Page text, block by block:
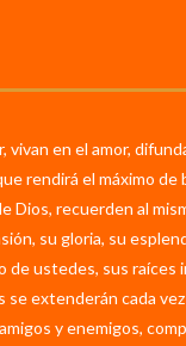
vivan en el amor,
rendirá el máximo de
Dios, recuerden al
su gloria, su
de ustedes, sus raíces
se extenderán cada
y enemigos,